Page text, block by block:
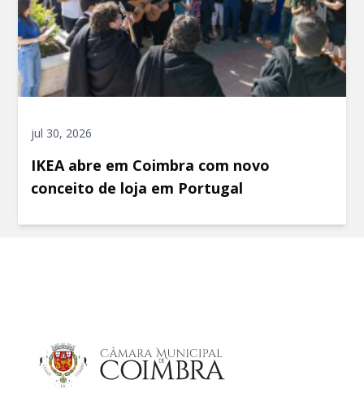
jul 30, 2026
IKEA abre em Coimbra com novo
conceito de loja em Portugal